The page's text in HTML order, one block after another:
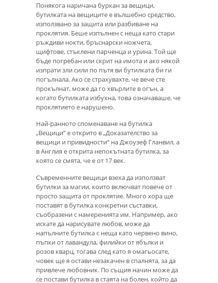
Понякога наричана буркан за вещици,
бутилката на вещиците е вълшебно средство,
използвано за защита или разбиване на
проклятия. Беше изпълнен с неща като стари
ръждиви нокти, бръснарски ножчета,
щифтове, стъклени парченца и урина. Той ще
бъде погребан или скрит на имота и ако някой
изпрати зли сили по пътя ви бутилката би ги
погълнала. Ако се страхувахте, че вече сте
прокълнат, може да го хвърлите в огън, а
когато бутилката избухна, това означаваше, че
проклятието е нарушено.
Най-ранното споменаване на бутилка
„Вещици“ е открито в „Доказателство за
вещици и привидности“ на Джоузеф Гланвил, а
в Англия е открита непокътната бутилка, за
която се смята, че е от 17 век.
Съвременните вещици взеха да използват
бутилки за магии, които включват повече от
просто защита от проклятие. Много хора ще
поставят в бутилка конкретни съставки,
съобразени с намеренията им. Например, ако
искате да нарисувате любов, може да
напълните бутилка с неща като червено вино,
пъпки от лавандула, филийки от ябълки и
розов кварц, тогава след като я омагьосате,
човек ще я остави незакачен в спалнята, за да
привлече любовник. По същия начин може да
се постави бутилка в стаята на болен, който да